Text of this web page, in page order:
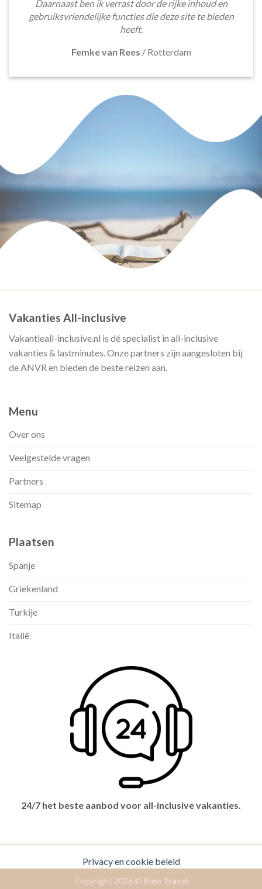
Daarnaast ben ik verrast door de rijke inhoud en
gebruiksvriendelijke functies die deze site te bieden
heeft.
Femke van Rees / Rotterdam
Vakanties All-inclusive
Vakantieall-inclusive.nl is dé specialist in all-inclusive
vakanties & lastminutes. Onze partners zijn aangesloten bij
de ANVR en bieden de beste reizen aan.
Menu
Over ons
Veelgestelde vragen
Partners
Sitemap
Plaatsen
Spanje
Griekenland
Turkije
Italië
24/7 het beste aanbod voor all-inclusive vakanties.
Privacy en cookie beleid
Copyright 2026 © Pien Travel